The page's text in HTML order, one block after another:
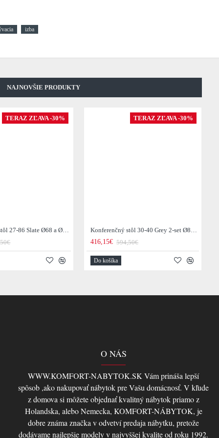
izba
NAJNOVŠIE PRODUKTY
TERAZ ZĽAVA -30%
Konferenčný stôl 27-86 Slate Ø68 a Ø55cm 2-set
TERAZ ZĽAVA -30%
Konferenčný stôl 30-40 Grey 2-set Ø80 a Ø60cm Drevo Teak
416,15€ 594,50€
Do košíka
O NÁS
WWW.KOMFORT-NABYTOK.SK Vám prináša lepší
spôsob ,ako nakupovať nábytok pre Vašu domácnosť. V kľude
z domova si môžete objednať kvalitný nábytok priamo z
Holandska, alebo Nemecka, KOMFORT-NÁBYTOK, je
dobre známa značka v odvetví predaja nábytku, pretože
dodávame najlepšie modely v najvyššej kvalite od roku 1992.